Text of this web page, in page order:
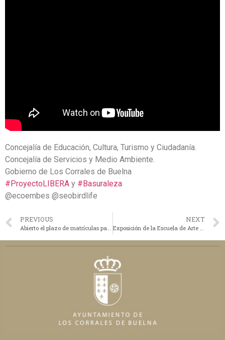
Concejalía de Educación, Cultura, Turismo y Ciudadanía.
Concejalía de Servicios y Medio Ambiente.
Gobierno de Los Corrales de Buelna
#ProyectoLIBERA y #Basuraleza
@ecoembes @seobirdlife
PREVIOUS NEXT